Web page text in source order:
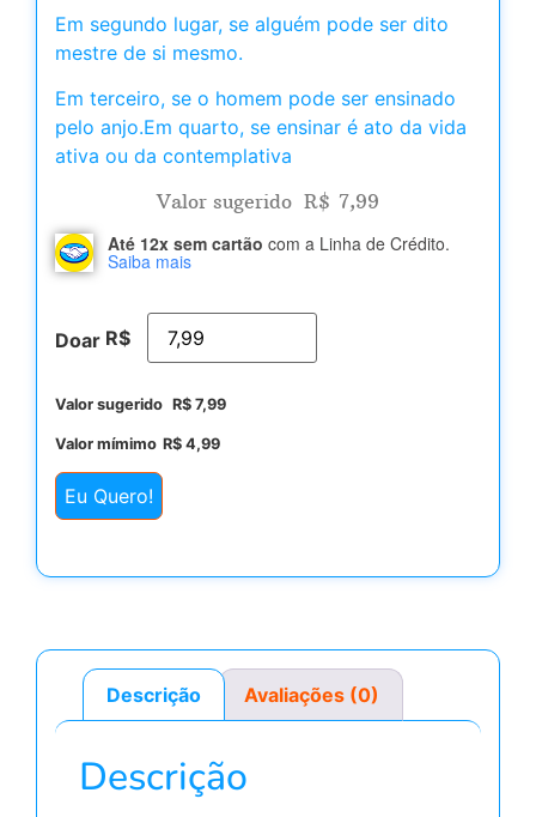
Em segundo lugar, se alguém pode ser dito
mestre de si mesmo.
Em terceiro, se o homem pode ser ensinado
pelo anjo.Em quarto, se ensinar é ato da vida
ativa ou da contemplativa
Valor sugerido R$ 7,99
Até 12x sem cartão com a Linha de Crédito.
Saiba mais
Doar R$
Valor sugerido R$ 7,99
Valor mímimo R$ 4,99
Eu Quero!
Descrição Avaliações (0)
Descrição